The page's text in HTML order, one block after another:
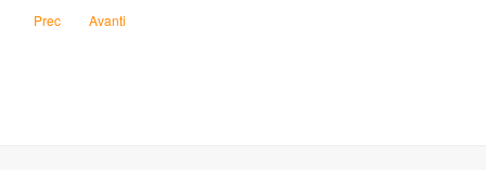
Articolo precedente: L'uomo ha carne rossa o bianca?
Prec Articolo successivo: Qual è la massima temperatura di un
Avanti